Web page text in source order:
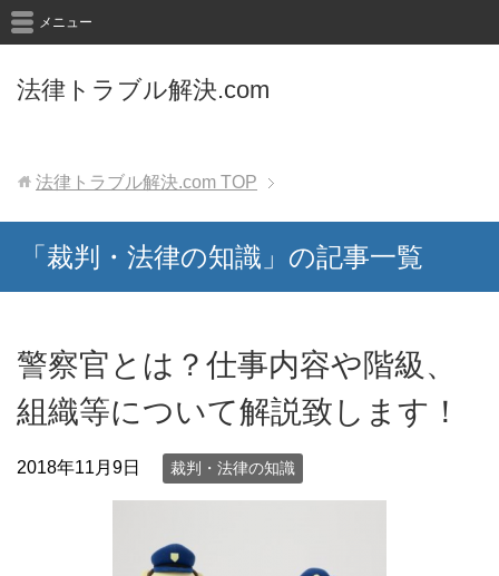
法律トラブル解決.com
メニュー
法律トラブル解決.com TOP
「裁判・法律の知識」の記事一覧
警察官とは？仕事内容や階級、
組織等について解説致します！
2018年11月9日 裁判・法律の知識